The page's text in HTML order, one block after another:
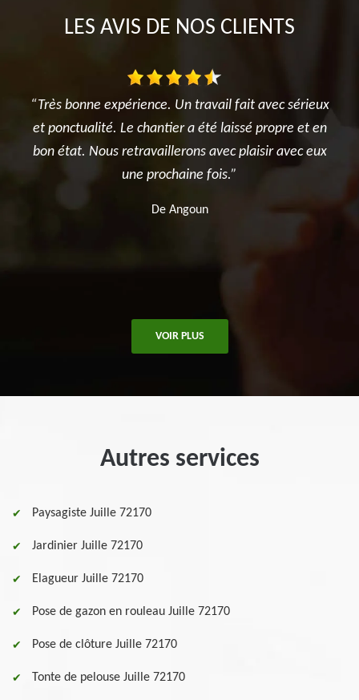
LES AVIS DE NOS CLIENTS
Un travail fait avec sérieux
chantier a été laissé propre et en
retravaillerons avec plaisir avec eux
une prochaine fois.”
“Très bonne
et ponctualité. Le
bon état. Nous
VOIR PLUS
Autres services
Paysagiste Juille 72170
Jardinier Juille 72170
Elagueur Juille 72170
Pose de gazon en rouleau Juille 72170
Pose de clôture Juille 72170
Tonte de pelouse Juille 72170